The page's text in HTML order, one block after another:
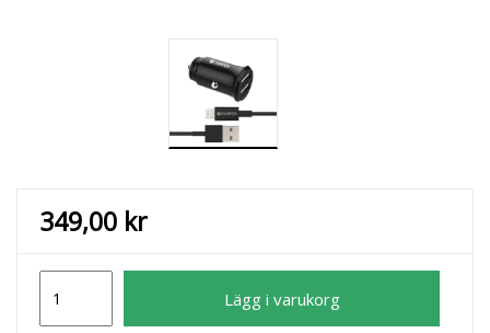
349,00 kr
Kit
Lägg i varukorg